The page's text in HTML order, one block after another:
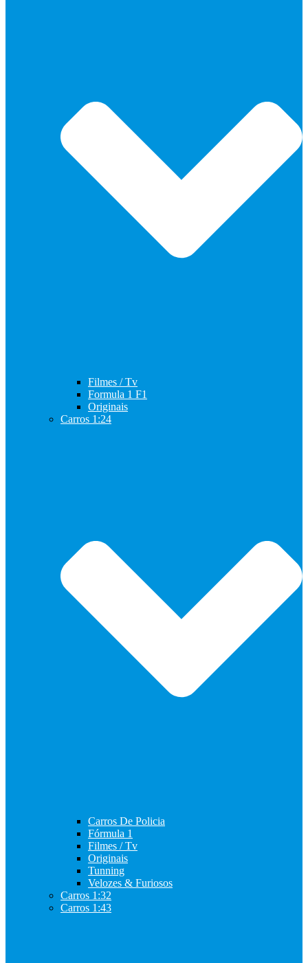
Filmes / Tv
Formula 1 F1
Originais
Carros 1:24
Carros De Policia
Fórmula 1
Filmes / Tv
Originais
Tunning
Velozes & Furiosos
Carros 1:32
Carros 1:43